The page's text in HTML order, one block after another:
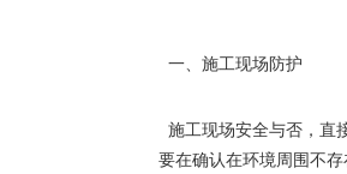
一、施工现场防护
施工现场安全与否，直
要在确认在环境周围不存